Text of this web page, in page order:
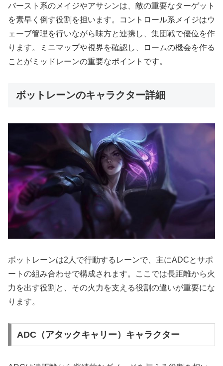
バースト系のメイジやアサシンは、敵の重要なターゲット
を素早く倒す役割を担います。コントロール系メイジはウ
ェーブ管理を行いながら味方と連携し、集団戦で優位を作
ります。ミニマップや視界を確認し、ロームの機会を作る
ことがミッドレーンの重要なポイントです。
ボットレーンのキャラクター詳細
ボットレーンは2人で行動するレーンで、主にADCとサポ
ートの組み合わせで構成されます。ここでは長距離から火
力を出す役割と、その火力を支える役割の違いが重要にな
ります。
ADC（アタックキャリー）キャラクター